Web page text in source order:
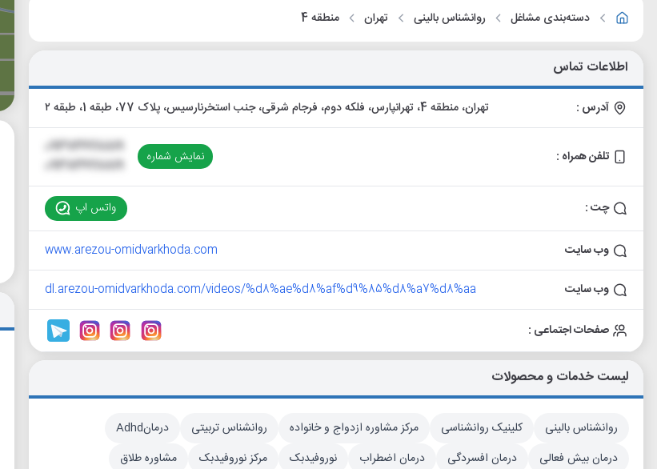
دسته‌بندی مشاغل روانشناس بالینی تهران منطقه 4
اطلاعات تماس
آدرس : تهران، منطقه 4، تهرانپارس، فلکه دوم، فرجام شرقی، جنب استخرنارسیس، پلاک 77، طبقه 1، طبقه ۲
تلفن همراه : نمایش شماره
09373628819
09383628819
چت : واتس اپ
وب سایت www.arezou-omidvarkhoda.com
وب سایت dl.arezou-omidvarkhoda.com/videos/%d8%ae%d8%af%d9%85%d8%a7%d8%aa
صفحات اجتماعی :
لیست خدمات و محصولات
روانشناس بالینی کلینیک روانشناسی مرکز مشاوره ازدواج و خانواده روانشناس تربیتی
درمانAdhd
درمان بیش فعالی
درمان افسردگی درمان اضطراب نوروفیدبک مرکز نوروفیدبک
مشاوره طلاق